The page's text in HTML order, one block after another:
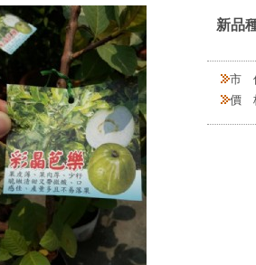
新品
市
價